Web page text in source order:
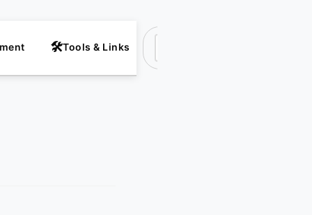
Tools & Links